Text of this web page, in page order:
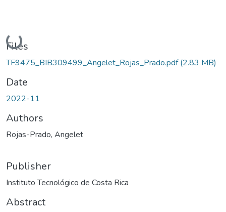
Loading...
Files
TF9475_BIB309499_Angelet_Rojas_Prado.pdf(2.83 MB)
Date
2022-11
Authors
Rojas-Prado, Angelet
Publisher
Instituto Tecnológico de Costa Rica
Abstract